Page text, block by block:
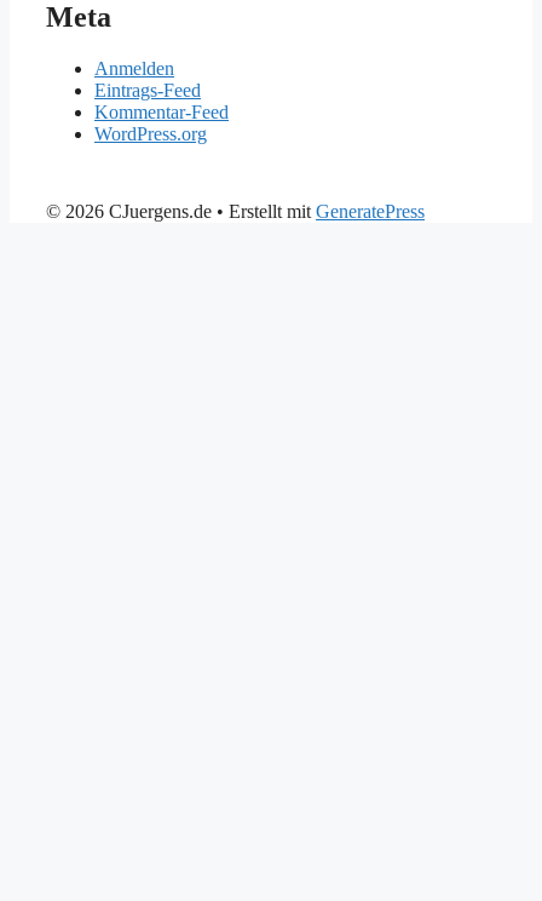
Meta
Anmelden
Eintrags-Feed
Kommentar-Feed
WordPress.org
© 2026 CJuergens.de • Erstellt mit GeneratePress